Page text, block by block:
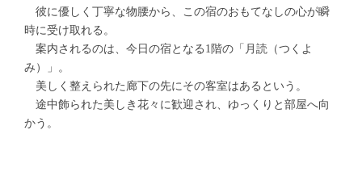
彼に優しく丁寧な物腰から、この宿のおもてなしの心が瞬
時に受け取れる。
案内されるのは、今日の宿となる1階の「月読（つくよ
み）」。
美しく整えられた廊下の先にその客室はあるという。
途中飾られた美しき花々に歓迎され、ゆっくりと部屋へ向
かう。